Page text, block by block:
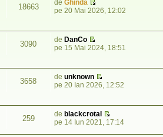
18663 de Ghinda
pe 20 Mai 2026, 12:02
3090 de DanCo
pe 15 Mai 2024, 18:51
3658 de unknown
pe 20 Ian 2026, 12:52
259 de blackcrotal
pe 14 Iun 2021, 17:14